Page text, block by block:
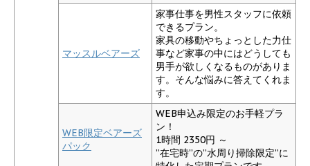
マッスルベアーズ
家事仕事を男性スタッフに依頼
できるプラン。
家具の移動やちょっとした力仕
事など家事の中にはどうしても
男手が欲しくなるものがありま
す。そんな悩みに答えてくれま
す。
WEB限定ベアーズ
パック
WEB申込み限定のお手軽プラ
ン！
1時間 2350円 ～
”在宅時”の”水周り掃除限定”に